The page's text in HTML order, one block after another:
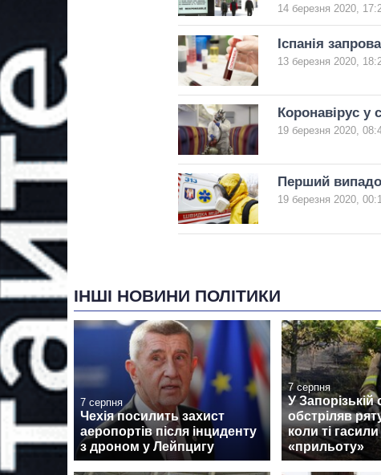
14 березня 2020,
Іспанія
13 березня 2020,
Коронавірус у
19 березня 2020,
Перший
19 березня 2020,
ІНШІ НОВИНИ ПОЛІТИКИ
7 серпня
Чехія посилить захист
аеропортів після інциденту
з дроном у Лейпцигу
7 серпня
У Запорізькій
обстріляв
коли ті
«прильоту»